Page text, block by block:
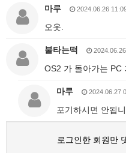
마루 2024.06.26
오옷.
불타는떡
OS2 가 돌아가는 PC
마루 2024.06.27
포기하시면 안됩니
로그인한 회원만